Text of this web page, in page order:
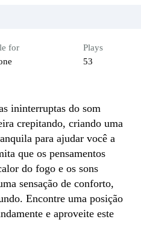
for
Plays
53
ininterruptas do som
crepitando, criando uma
para ajudar você a
que os pensamentos
do fogo e os sons
sensação de conforto,
Encontre uma posição
e aproveite este